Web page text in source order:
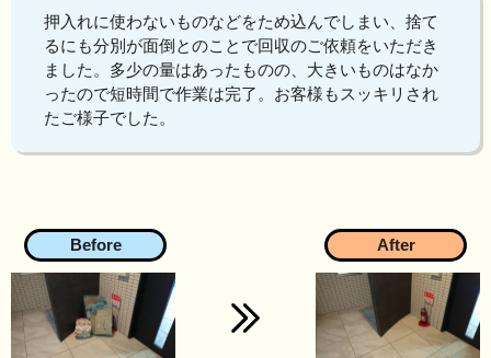
押入れに使わないものなどをため込んでしまい、捨て
るにも分別が面倒とのことで回収のご依頼をいただき
ました。多少の量はあったものの、大きいものはなか
ったので短時間で作業は完了。お客様もスッキリされ
たご様子でした。